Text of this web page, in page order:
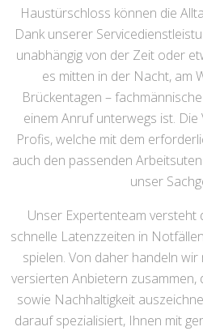
Haustürschloss können die
Dank unserer
unabhängig von der Zeit oder
es mitten in der Nacht, am
Brückentagen –
einem Anruf unterwegs ist.
Profis, welche mit dem
auch den passenden
unser
Unser Expertenteam versteht
schnelle Latenzzeiten in
spielen. Von daher handeln
versierten Anbietern zusammen,
sowie Nachhaltigkeit
darauf spezialisiert, Ihnen mit